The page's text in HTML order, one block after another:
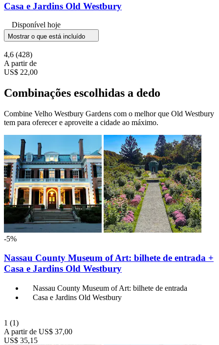
Casa e Jardins Old Westbury
Disponível hoje
Mostrar o que está incluído
4,6 (428)
A partir de
US$ 22,00
Combinações escolhidas a dedo
Combine Velho Westbury Gardens com o melhor que Old Westbury
tem para oferecer e aproveite a cidade ao máximo.
-5%
Nassau County Museum of Art: bilhete de entrada +
Casa e Jardins Old Westbury
Nassau County Museum of Art: bilhete de entrada
Casa e Jardins Old Westbury
1 (1)
A partir de US$ 37,00
US$ 35,15